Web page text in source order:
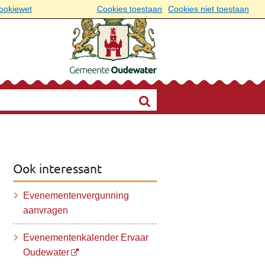
Cookies toestaan Cookies niet toestaan
Ook interessant
Evenementenvergunning
aanvragen
Evenementenkalender Ervaar
Oudewater